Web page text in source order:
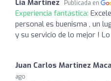
Lia Martinez Publicada en
Experiencia fantástica:
personal es buenisma , un
y su servicio de lo mejor !
Juan Carlos Martinez
ago